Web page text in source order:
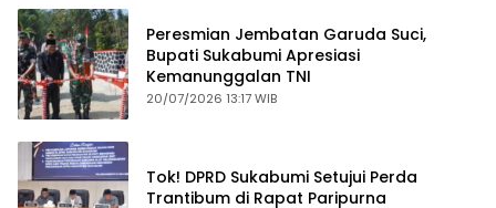
Peresmian Jembatan Garuda Suci,
Bupati Sukabumi Apresiasi
Kemanunggalan TNI
20/07/2026 13:17 WIB
Tok! DPRD Sukabumi Setujui Perda
Trantibum di Rapat Paripurna